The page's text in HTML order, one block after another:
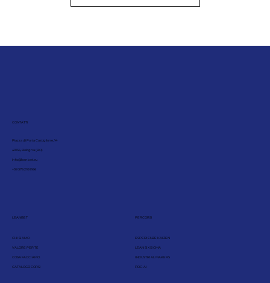
CONTATTI
Piazza di Porta Castiglione, 14
40136, Bologna (BO)
info@leanbet.eu
+39 376 210 8166
LEANBET
CHI SIAMO
VALORE PER TE
COSA FACCIAMO
CATALOGO CORSI
PERCORSI
ESPERIENZE KAIZEN
LEAN SIX SIGMA
INDUSTRIAL MAKERS
PDC-AI